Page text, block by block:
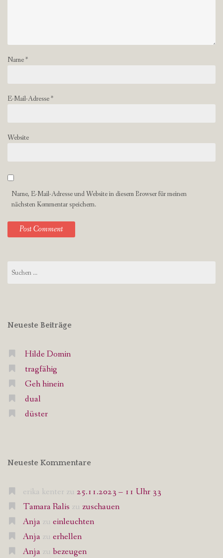
Name*
E-Mail-Adresse*
Website
Name, E-Mail-Adresse und Website in diesem Browser für meinen
nächsten Kommentar speichern.
nach:
Neueste Beiträge
Hilde Domin
tragfähig
Geh hinein
dual
düster
Neueste Kommentare
erika kenter zu 25.11.2023 – 11 Uhr 33
Tamara Ralis zu zuschauen
Anja zu einleuchten
Anja zu erhellen
Anja zu bezeugen